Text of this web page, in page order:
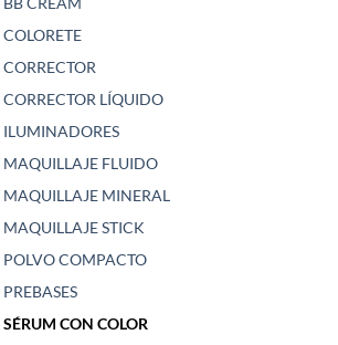
COLORETE
CORRECTOR
CORRECTOR LÍQUIDO
ILUMINADORES
MAQUILLAJE FLUIDO
MAQUILLAJE MINERAL
MAQUILLAJE STICK
POLVO COMPACTO
PREBASES
SÉRUM CON COLOR
5/5
no me
Maquillaje en